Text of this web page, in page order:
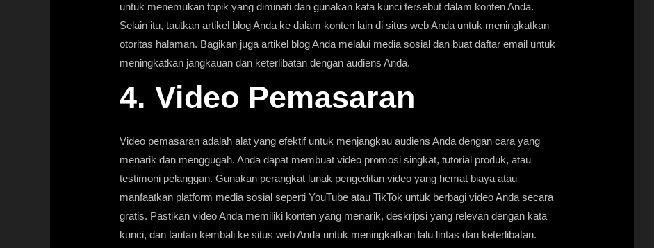
untuk menemukan topik yang diminati dan gunakan kata kunci tersebut dalam konten Anda.
Selain itu, tautkan artikel blog Anda ke dalam konten lain di situs web Anda untuk meningkatkan
otoritas halaman. Bagikan juga artikel blog Anda melalui media sosial dan buat daftar email untuk
meningkatkan jangkauan dan keterlibatan dengan audiens Anda.
4. Video Pemasaran
Video pemasaran adalah alat yang efektif untuk menjangkau audiens Anda dengan cara yang
menarik dan menggugah. Anda dapat membuat video promosi singkat, tutorial produk, atau
testimoni pelanggan. Gunakan perangkat lunak pengeditan video yang hemat biaya atau
manfaatkan platform media sosial seperti YouTube atau TikTok untuk berbagi video Anda secara
gratis. Pastikan video Anda memiliki konten yang menarik, deskripsi yang relevan dengan kata
kunci, dan tautan kembali ke situs web Anda untuk meningkatkan lalu lintas dan keterlibatan.